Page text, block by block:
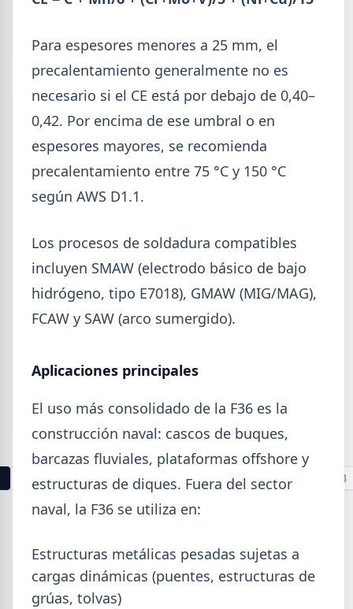
5,7% en 2026 y la capacidad instalada bajó a 40,8%,
ACERO 2026-07-23
Producción Mundial de Acero –
La producción mundial de acero crudo alcanzó
acumulado enero-junio retrocede 0,7%.
3 4 8 10 11 13
Para espesores menores a 25 mm, el
precalentamiento generalmente no es
necesario si el CE está por debajo de 0,40–
0,42. Por encima de ese umbral o en
espesores mayores, se recomienda
precalentamiento entre 75 °C y 150 °C
según AWS D1.1.
Los procesos de soldadura compatibles
incluyen SMAW (electrodo básico de bajo
hidrógeno, tipo E7018), GMAW (MIG/MAG),
FCAW y SAW (arco sumergido).
Aplicaciones principales
El uso más consolidado de la F36 es la
construcción naval: cascos de buques,
barcazas fluviales, plataformas offshore y
estructuras de diques. Fuera del sector
naval, la F36 se utiliza en:
Estructuras metálicas pesadas sujetas a
cargas dinámicas (puentes, estructuras de
grúas, tolvas)